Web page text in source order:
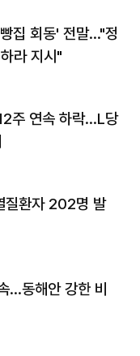
집 회동' 전말…"정
라 지시"
주 연속 하락…L당
질환자 202명 발
…동해안 강한 비